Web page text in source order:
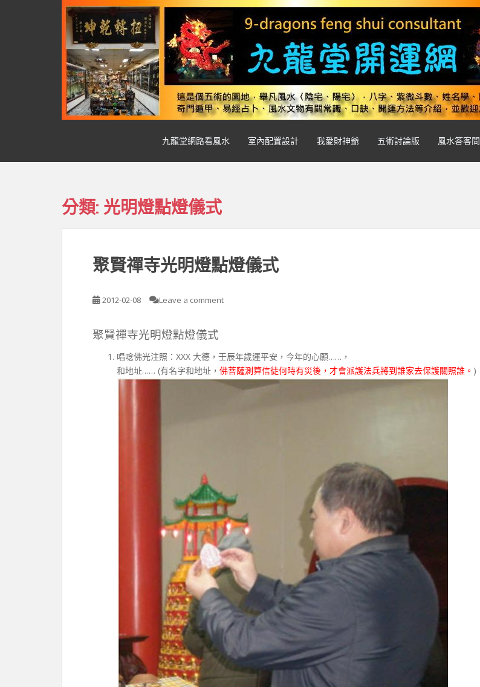
o
九龍堂網路看風水 室內配置設計 我愛財神爺 五術討論版 風水答客問
分類: 光明燈點燈儀式
聚賢禪寺光明燈點燈儀式
2012-02-08 Leave a comment
聚賢禪寺光明燈點燈儀式
唱唸佛光注照：XXX 大德，壬辰年歲運平安，今年的心願……，
和地址…… (有名字和地址， 佛菩薩測算信徒何時有災後，才會派護法兵將到誰家去保護關照誰。 )